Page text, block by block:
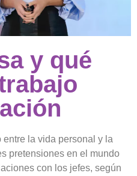
y qué
la vida personal y la
pretensiones en el mundo
con los jefes, según